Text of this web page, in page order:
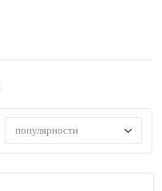
популярности